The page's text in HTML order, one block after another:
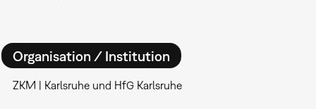
Organisation / Institution
ZKM | Karlsruhe und HfG Karlsruhe